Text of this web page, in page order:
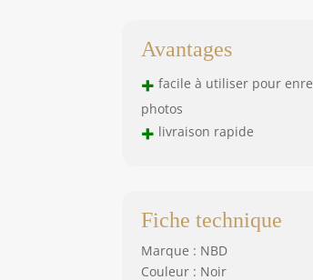
Avantages
+ facile à utiliser pour
photos
+ livraison rapide
Fiche technique
Marque : NBD
Couleur : Noir